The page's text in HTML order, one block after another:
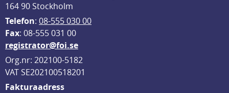
164 90 Stockholm
Telefon: 08-555 030 00
Fax: 08-555 031 00
registrator@foi.se
Org.nr: 202100-5182
VAT SE202100518201
Fakturaadress